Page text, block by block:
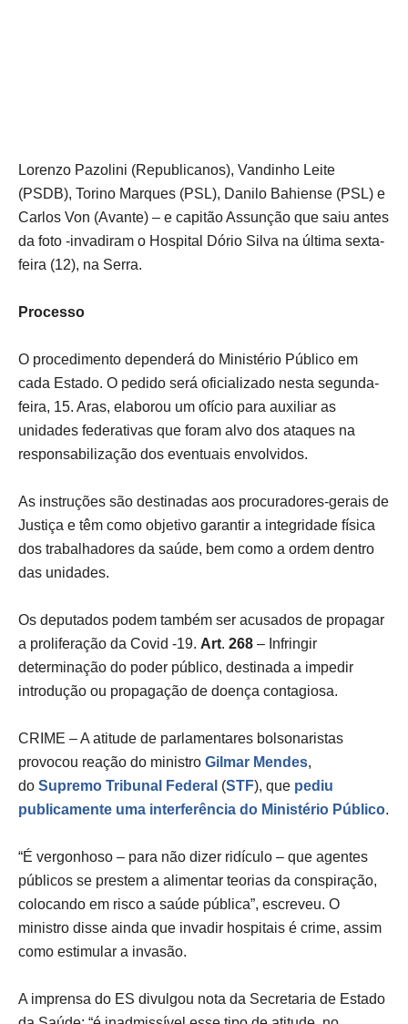
Lorenzo Pazolini (Republicanos), Vandinho Leite
(PSDB), Torino Marques (PSL), Danilo Bahiense (PSL) e
Carlos Von (Avante) – e capitão Assunção que saiu antes
da foto -invadiram o Hospital Dório Silva na última sexta-
feira (12), na Serra.
Processo
O procedimento dependerá do Ministério Público em
cada Estado. O pedido será oficializado nesta segunda-
feira, 15. Aras, elaborou um ofício para auxiliar as
unidades federativas que foram alvo dos ataques na
responsabilização dos eventuais envolvidos.
As instruções são destinadas aos procuradores-gerais de
Justiça e têm como objetivo garantir a integridade física
dos trabalhadores da saúde, bem como a ordem dentro
das unidades.
Os deputados podem também ser acusados de propagar
a proliferação da Covid -19. Art. 268 – Infringir
determinação do poder público, destinada a impedir
introdução ou propagação de doença contagiosa.
CRIME – A atitude de parlamentares bolsonaristas
provocou reação do ministro Gilmar Mendes,
do Supremo Tribunal Federal (STF), que pediu
publicamente uma interferência do Ministério Público.
“É vergonhoso – para não dizer ridículo – que agentes
públicos se prestem a alimentar teorias da conspiração,
colocando em risco a saúde pública”, escreveu. O
ministro disse ainda que invadir hospitais é crime, assim
como estimular a invasão.
A imprensa do ES divulgou nota da Secretaria de Estado